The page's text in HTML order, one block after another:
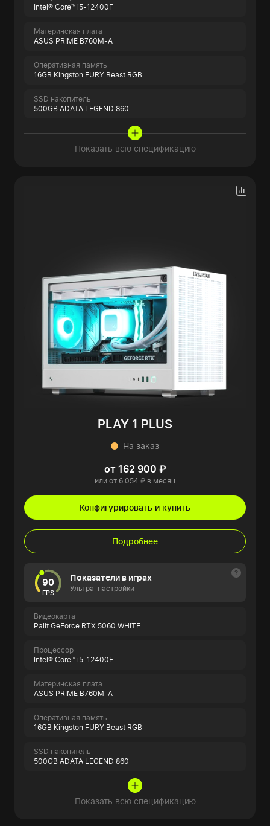
Intel® Core™ i5-12400F
Материнская плата
ASUS PRIME B760M-A
Оперативная память
16GB Kingston FURY Beast RGB
SSD накопитель
500GB ADATA LEGEND 860
Показать всю спецификацию
PLAY 1 PLUS
На заказ
от 162 900 ₽
или от 6 054 ₽ в месяц
Конфигурировать и купить
Подробнее
90
FPS
Показатели в играх
Ультра-настройки
Видеокарта
Palit GeForce RTX 5060 WHITE
Процессор
Intel® Core™ i5-12400F
Материнская плата
ASUS PRIME B760M-A
Оперативная память
16GB Kingston FURY Beast RGB
SSD накопитель
500GB ADATA LEGEND 860
Показать всю спецификацию